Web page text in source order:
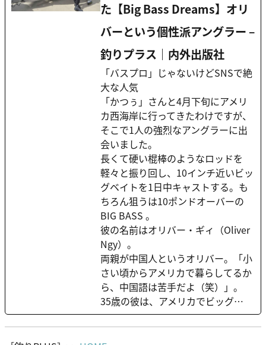
た【Big Bass Dreams】オリ
バーという個性派アングラー –
釣りプラス｜内外出版社
「バスプロ」じゃないけどSNSで絶
大な人気
「かつぅ」さんと4月下旬にアメリ
カ西海岸に行ってきたわけですが、
そこで1人の強烈なアングラーに出
会いました。
長くて硬い棍棒のようなロッドを
軽々と振り回し、10インチ近いビッ
グベイトを1日中キャストする。も
ちろん狙うは10ポンドオーバーの
BIG BASS 。
彼の名前はオリバー・ギィ（Oliver
Ngy）。
両親が中国人というオリバー。「小
さい頃からアメリカで暮らしてるか
ら、中国語は苦手だよ（笑）」。
35歳の彼は、アメリカでビッグ…